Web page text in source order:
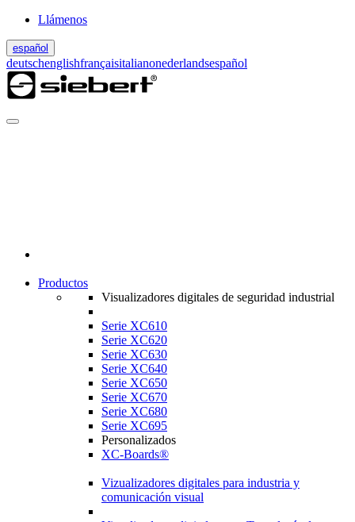
Llámenos
español
deutschenglishfrançaisitalianonederlandsespañol
Productos
Visualizadores digitales de seguridad industrial
Serie XC610
Serie XC620
Serie XC630
Serie XC640
Serie XC650
Serie XC670
Serie XC680
Serie XC695
Personalizados
XC-Boards®
Vizualizadores digitales para industria y
comunicación visual